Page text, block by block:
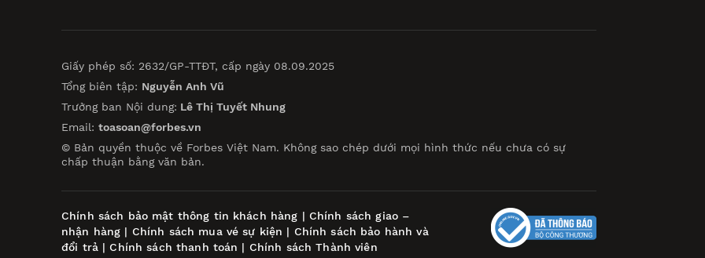
Giấy phép số: 2632/GP-TTĐT, cấp ngày 08.09.2025
Tổng biên tập: Nguyễn Anh Vũ
Trưởng ban Nội dung: Lê Thị Tuyết Nhung
Email: toasoan@forbes.vn
© Bản quyền thuộc về Forbes Việt Nam. Không sao chép dưới mọi hình thức nếu chưa có sự
chấp thuận bằng văn bản.
Chính sách bảo mật thông tin khách hàng | Chính sách giao –
nhận hàng | Chính sách mua vé sự kiện | Chính sách bảo hành và
đổi trả|Chính sách thanh toán | Chính sách Thành viên